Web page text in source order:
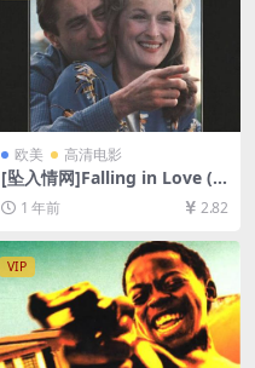
欧美 高清电影
[坠入情网]Falling in Love (1
984)[百度网盘+夸克网盘1080
P超清未删减资源][网盘在线播
放/下载][MP4/7GB][中文字
幕]
1 年前 2.82
VIP